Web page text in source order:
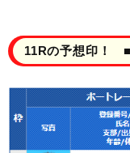
11Rの予想印！